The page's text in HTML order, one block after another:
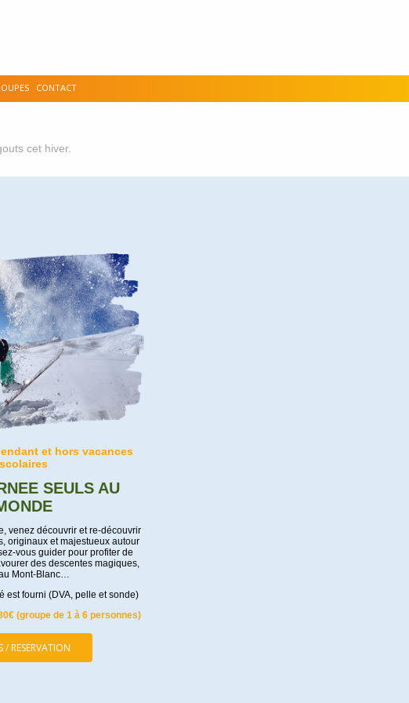
CONTACT
cet hiver.
et hors vacances
scolaires
SEULS AU
venez découvrir et re-découvrir
originaux et majestueux autour
vous guider pour profiter de
des descentes magiques,
Mont-Blanc…
est fourni (DVA, pelle et sonde)
(groupe de 1 à 6 personnes)
/ RESERVATION